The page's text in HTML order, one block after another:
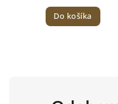
Do košíka